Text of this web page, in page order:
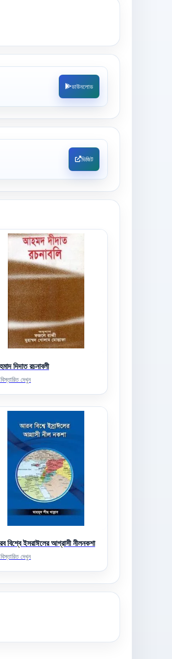
ডাউনলোড
ভিজিট
দিদাত রচনাবলী
দেখুন
বিশ্বে ইসরাঈলের আগ্রাসী নীলনকশা
দেখুন